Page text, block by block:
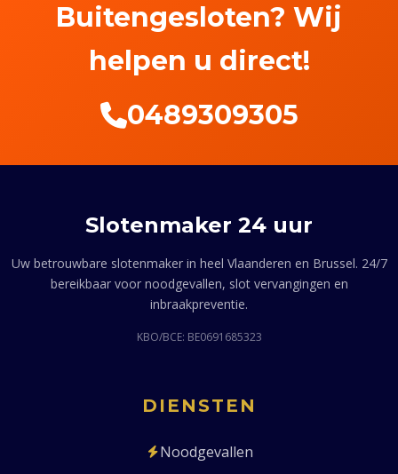
Buitengesloten? Wij
helpen u direct!
0489309305
Slotenmaker 24 uur
Uw betrouwbare slotenmaker in heel Vlaanderen en Brussel. 24/7
bereikbaar voor noodgevallen, slot vervangingen en
inbraakpreventie.
KBO/BCE: BE0691685323
DIENSTEN
Noodgevallen